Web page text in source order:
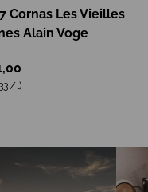
Cornas Les Vieilles
Alain Voge
/ )